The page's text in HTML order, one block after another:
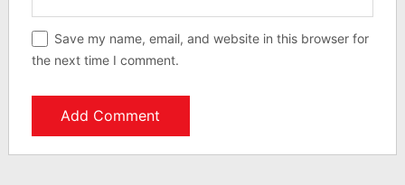
Save my name, email, and website in this browser for
the next time I comment.